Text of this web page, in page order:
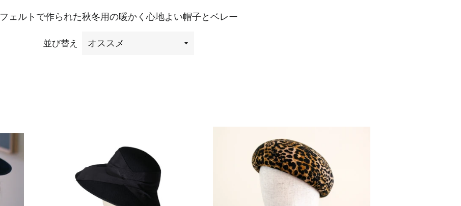
フェルトで作られた秋冬用の暖かく心地よい帽子とベレー
並び替え